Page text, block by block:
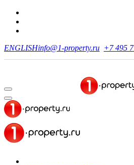
ENGLISHinfo@1-property.ru +7 495